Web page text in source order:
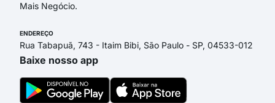
Mais Negócio.
ENDEREÇO
Rua Tabapuã, 743 - Itaim Bibi, São Paulo - SP, 04533-012
Baixe nosso app